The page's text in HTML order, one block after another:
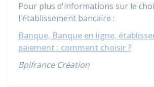
Pour plus d'informations sur le
l'établissement bancaire :
Banque, Banque en ligne,
paiement : comment choisir ?
Bpifrance Création